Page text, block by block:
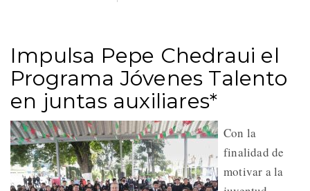
Impulsa Pepe Chedraui el
Programa Jóvenes Talento
en juntas auxiliares*
Con la
finalidad de
motivar a la